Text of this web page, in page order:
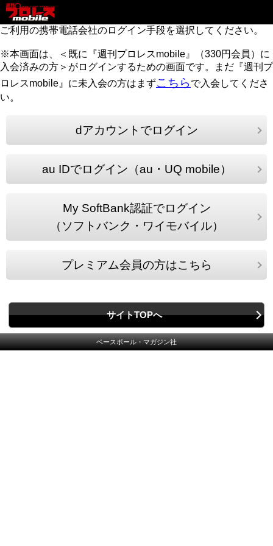
ご利用の携帯電話会社のログイン手段を選択してください。
※本画面は、＜既に『週刊プロレスmobile』（330円会員）に
入会済みの方＞がログインするための画面です。まだ『週刊プ
ロレスmobile』に未入会の方はまずこちら で入会してくださ
い。
dアカウントでログイン
au IDでログイン（au・UQ mobile）
My SoftBank認証でログイン
（ソフトバンク・ワイモバイル）
プレミアム会員の方はこちら
サイトTOPへ
ベースボール・マガジン社